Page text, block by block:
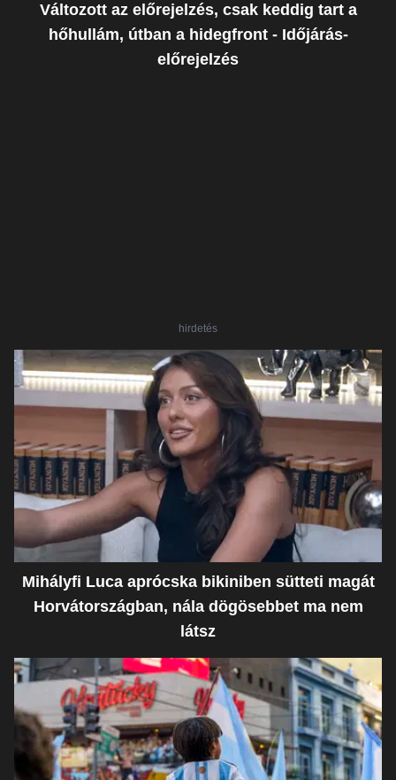
Változott az előrejelzés, csak keddig tart a
hőhullám, útban a hidegfront - Időjárás-
előrejelzés
hirdetés
Mihályfi Luca aprócska bikiniben sütteti magát
Horvátországban, nála dögösebbet ma nem
látsz